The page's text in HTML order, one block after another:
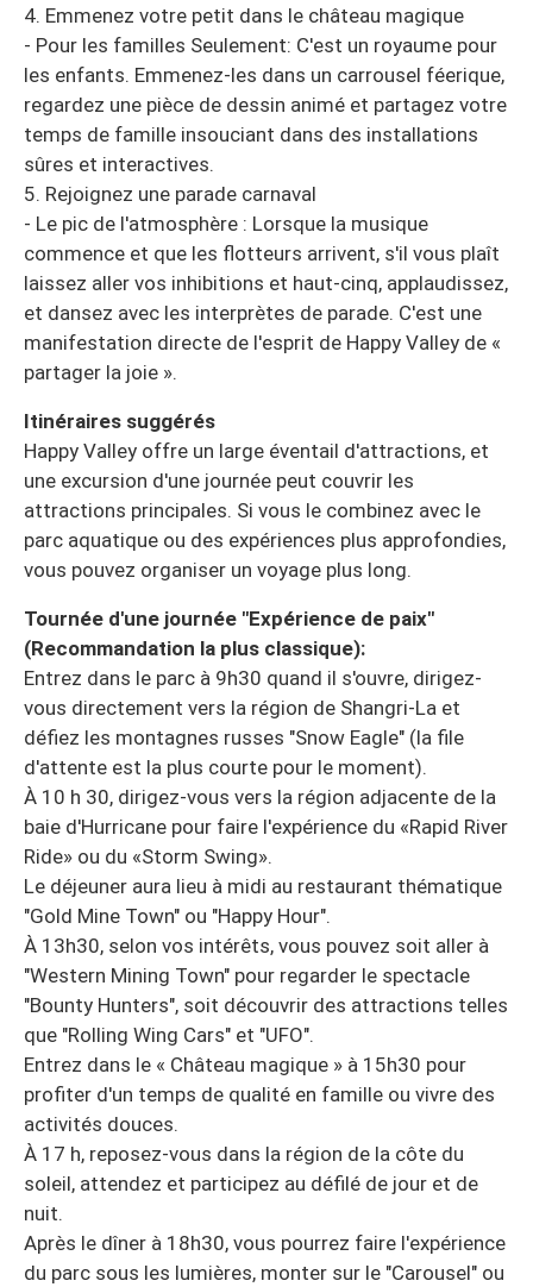
4. Emmenez votre petit dans le château magique
- Pour les familles Seulement: C'est un royaume pour
les enfants. Emmenez-les dans un carrousel féerique,
regardez une pièce de dessin animé et partagez votre
temps de famille insouciant dans des installations
sûres et interactives.
5. Rejoignez une parade carnaval
- Le pic de l'atmosphère : Lorsque la musique
commence et que les flotteurs arrivent, s'il vous plaît
laissez aller vos inhibitions et haut-cinq, applaudissez,
et dansez avec les interprètes de parade. C'est une
manifestation directe de l'esprit de Happy Valley de «
partager la joie ».
Itinéraires suggérés
Happy Valley offre un large éventail d'attractions, et
une excursion d'une journée peut couvrir les
attractions principales. Si vous le combinez avec le
parc aquatique ou des expériences plus approfondies,
vous pouvez organiser un voyage plus long.
Tournée d'une journée "Expérience de paix"
(Recommandation la plus classique):
Entrez dans le parc à 9h30 quand il s'ouvre, dirigez-
vous directement vers la région de Shangri-La et
défiez les montagnes russes "Snow Eagle" (la file
d'attente est la plus courte pour le moment).
À 10 h 30, dirigez-vous vers la région adjacente de la
baie d'Hurricane pour faire l'expérience du «Rapid River
Ride» ou du «Storm Swing».
Le déjeuner aura lieu à midi au restaurant thématique
"Gold Mine Town" ou "Happy Hour".
À 13h30, selon vos intérêts, vous pouvez soit aller à
"Western Mining Town" pour regarder le spectacle
"Bounty Hunters", soit découvrir des attractions telles
que "Rolling Wing Cars" et "UFO".
Entrez dans le « Château magique » à 15h30 pour
profiter d'un temps de qualité en famille ou vivre des
activités douces.
À 17 h, reposez-vous dans la région de la côte du
soleil, attendez et participez au défilé de jour et de
nuit.
Après le dîner à 18h30, vous pourrez faire l'expérience
du parc sous les lumières, monter sur le "Carousel" ou